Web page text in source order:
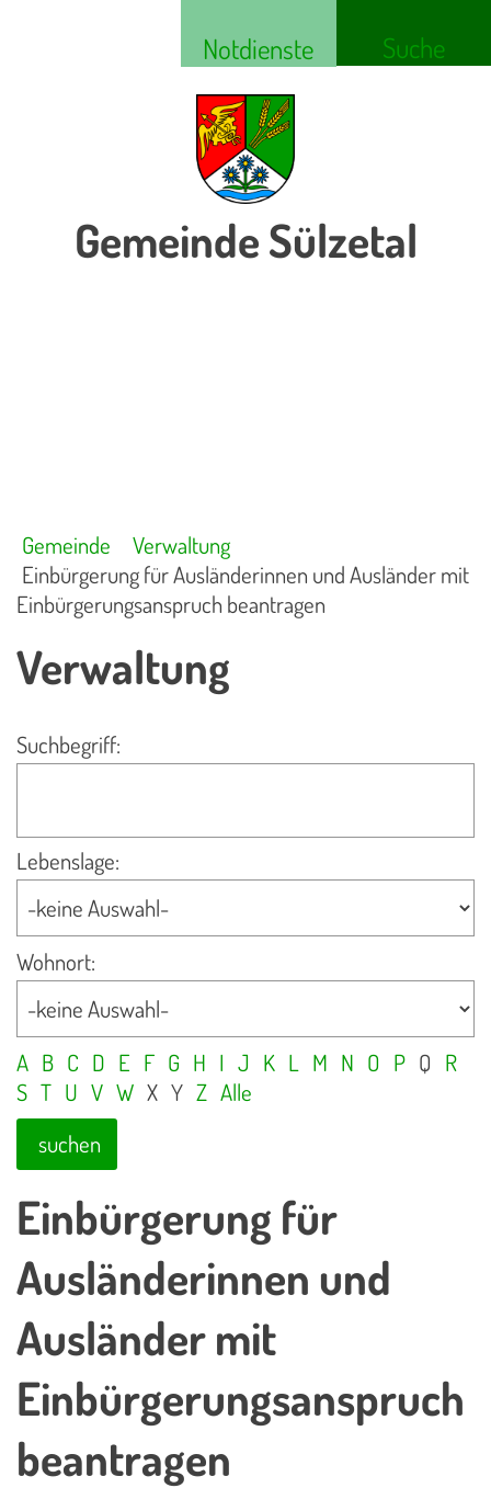
Notdienste Suche
Gemeinde Sülzetal
Gemeinde
Verwaltung
Einbürgerung für Ausländerinnen und Ausländer mit
Einbürgerungsanspruch beantragen
Verwaltung
Suchbegriff:
Lebenslage:
Wohnort:
A B C D E F G H I J K L M N O P Q R
S T U V W X Y Z Alle
suchen
Einbürgerung für
Ausländerinnen und
Ausländer mit
Einbürgerungsanspruch
beantragen